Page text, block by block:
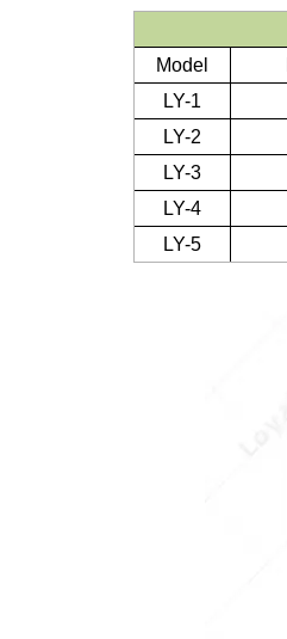
Model
LY-1
LY-2
LY-3
LY-4
LY-5